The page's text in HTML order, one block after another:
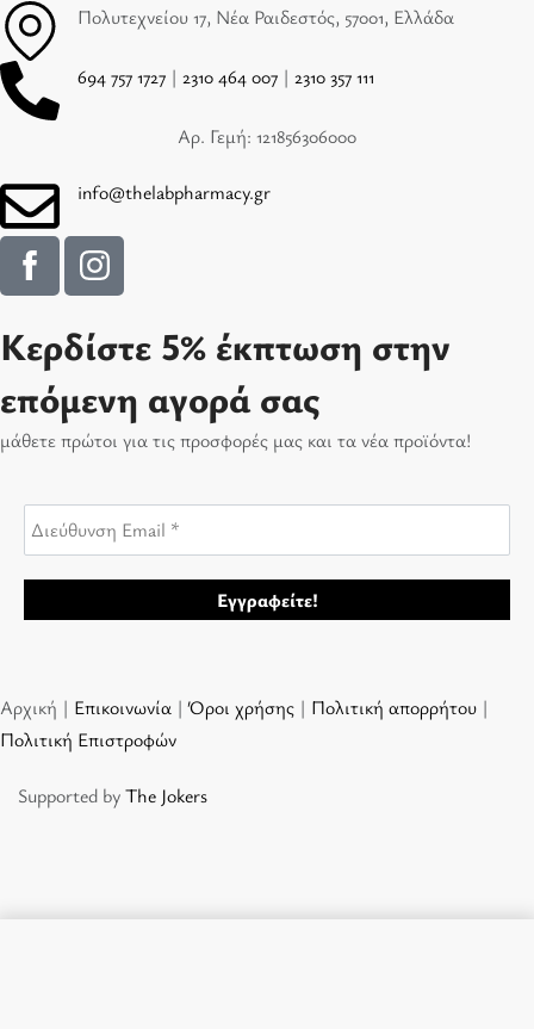
Πολυτεχνείου 17, Νέα Ραιδεστός, 57001, Ελλάδα
694 757 1727 | 2310 464 007 | 2310 357 111
Αρ. Γεμή: 121856306000
info@thelabpharmacy.gr
Κερδίστε 5% έκπτωση στην
επόμενη αγορά σας
μάθετε πρώτοι για τις προσφορές μας και τα νέα προϊόντα!
Αρχική | Επικοινωνία |Όροι χρήσης | Πολιτική απορρήτου |
Πολιτική Επιστροφών
Supported byThe Jokers